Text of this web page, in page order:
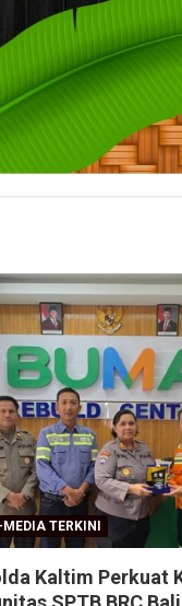
TERKINI
Kaltim Perkuat